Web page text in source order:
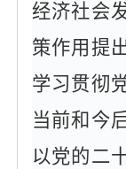
经济社会
策作用提
学习贯彻
当前和今
以党的二